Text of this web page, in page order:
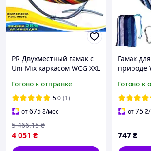
PR Двухместный гамак с
Uni Mix каркасом WCG XXL
природе и дома
комфортное мес Per33/R
Готово к отправке
5.0 (1)
от675₴/мес
4 051 ₴
5 466.15 ₴
Гамак
природе
worry-
Готово к
от75₴
747₴